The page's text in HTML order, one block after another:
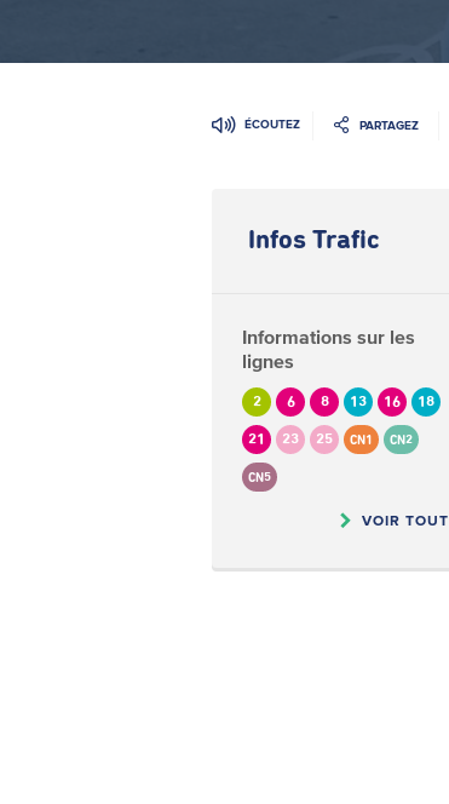
ÉCOUTEZ PARTAGEZ
Infos Trafic
Informations sur les
lignes
2 6 8 13 16 18
21 23 25 CN1 CN2
CN5
VOIR TOUT